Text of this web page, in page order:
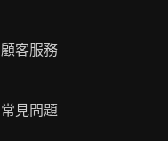
顧客服務
常見問題